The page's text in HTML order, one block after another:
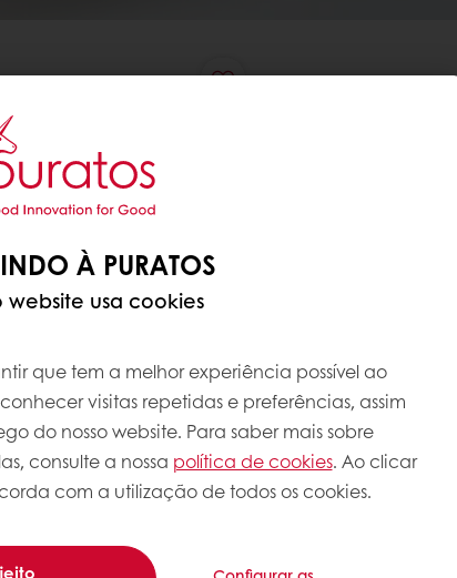
À PURATOS
website usa cookies
que tem a melhor experiência possível ao
visitas repetidas e preferências, assim
do nosso website. Para saber mais sobre
consulte a nossa política de cookies. Ao clicar
com a utilização de todos os cookies.